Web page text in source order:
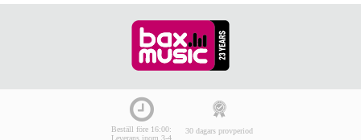
Beställ före 16:00:
Leverans inom 3-4
30 dagars provperiod